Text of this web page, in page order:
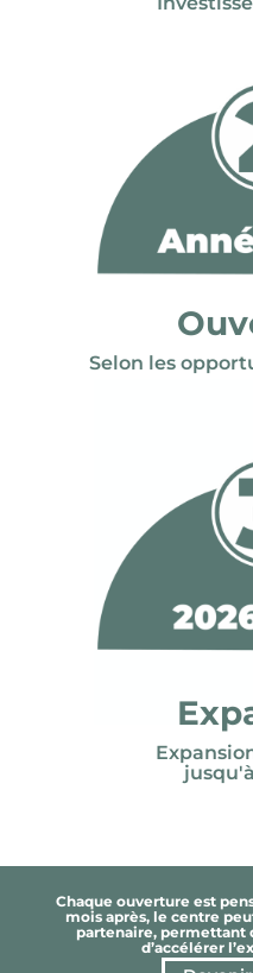
Selon les
Chaque ouverture est
mois après, le centre
partenaire, permettant
d’accélérer